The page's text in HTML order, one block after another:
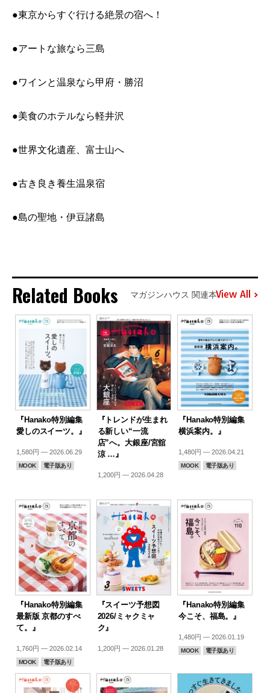
●東京からすぐ行ける絶景の宿へ！
●アートな旅なら三島
●ワインと温泉なら甲府・勝沼
●美食のホテルなら軽井沢
●世界文化遺産、富士山へ
●古き良き養生温泉宿
●島の聖地・伊豆諸島
Related Books マガジンハウス 関連本View All
『Hanako特別編集
愛しのスイーツ。』
1,580円 — 2026.06.29
MOOK 電子版あり
『トレンドが生まれ
る新しい“一流
店”へ。大銀座/宮舘
涼 …』
1,200円 — 2026.04.28
『Hanako特別編集
横浜案内。』
1,480円 — 2026.04.21
MOOK 電子版あり
『Hanako特別編集
最新版 京都のすべ
て。』
1,760円 — 2026.02.14
MOOK 電子版あり
『スイーツ予想図
2026/ミャクミャ
ク』
1,200円 — 2026.01.28
『Hanako特別編集
今こそ、福島。』
1,480円 — 2026.01.19
MOOK 電子版あり